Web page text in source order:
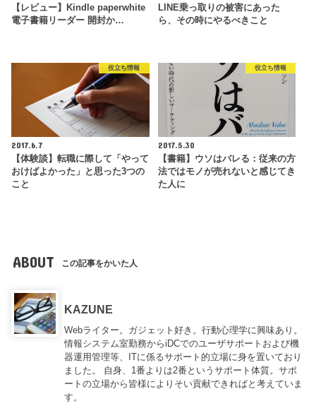
【レビュー】Kindle paperwhite
電子書籍リーダー 開封か…
LINE乗っ取りの被害にあった
ら、その時にやるべきこと
役立ち情報
2017.6.7
【体験談】転職に際して「やって
おけばよかった」と思った3つの
こと
役立ち情報
2017.5.30
【書籍】ウソはバレる：従来の方
法ではモノが売れないと感じてき
た人に
ABOUT この記事をかいた人
KAZUNE
Webライター。ガジェット好き。行動心理学に興味あり。
情報システム室勤務からiDCでのユーザサポートおよび機
器運用管理等、ITに係るサポート的立場に身を置いており
ました。 自身、1番よりは2番というサポート体質。サポ
ートの立場から皆様によりそい貢献できればと考えていま
す。